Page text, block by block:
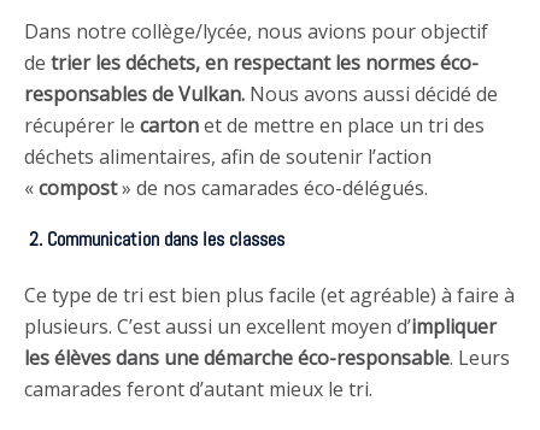
Dans notre collège/lycée, nous avions pour objectif
de trier les déchets, en respectant les normes éco-
responsables de Vulkan. Nous avons aussi décidé de
récupérer le cartonet de mettre en place un tri des
déchets alimentaires, afin de soutenir l’action
«compost» de nos camarades éco-délégués.
2. Communication dans les classes
Ce type de tri est bien plus facile (et agréable) à faire à
plusieurs. C’est aussi un excellent moyen d’impliquer
les élèves dans une démarche éco-responsable. Leurs
camarades feront d’autant mieux le tri.